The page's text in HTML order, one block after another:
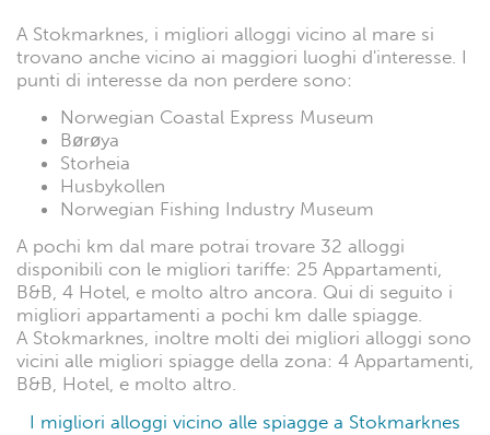
A Stokmarknes, i migliori alloggi vicino al mare si
trovano anche vicino ai maggiori luoghi d'interesse. I
punti di interesse da non perdere sono:
Norwegian Coastal Express Museum
Børøya
Storheia
Husbykollen
Norwegian Fishing Industry Museum
A pochi km dal mare potrai trovare 32 alloggi
disponibili con le migliori tariffe: 25 Appartamenti,
B&B, 4 Hotel, e molto altro ancora. Qui di seguito i
migliori appartamenti a pochi km dalle spiagge.
A Stokmarknes, inoltre molti dei migliori alloggi sono
vicini alle migliori spiagge della zona: 4 Appartamenti,
B&B, Hotel, e molto altro.
I migliori alloggi vicino alle spiagge a Stokmarknes